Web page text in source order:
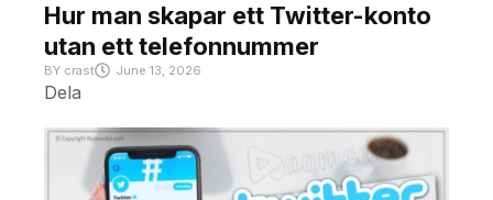
Hur man skapar ett Twitter-konto
utan ett telefonnummer
BY crast June 13, 2026
Dela